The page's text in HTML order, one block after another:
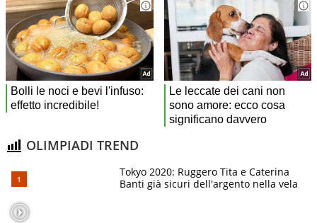
OLIMPIADI TREND
Tokyo 2020: Ruggero Tita e Caterina
Banti già sicuri dell'argento nella vela